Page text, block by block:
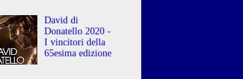
David di
Donatello 2020 -
I vincitori della
65esima edizione